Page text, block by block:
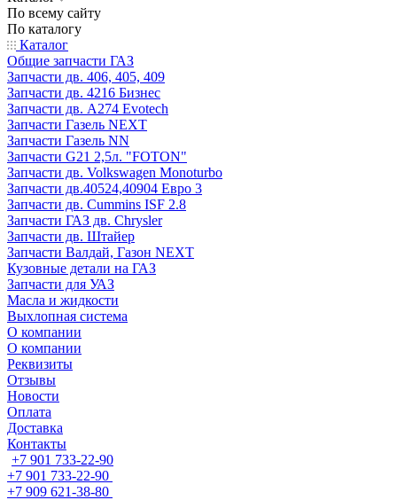
По всему сайту
По каталогу
Каталог
Общие запчасти ГАЗ
Запчасти дв. 406, 405, 409
Запчасти дв. 4216 Бизнес
Запчасти дв. A274 Evotech
Запчасти Газель NEXT
Запчасти Газель NN
Запчасти G21 2,5л. "FOTON"
Запчасти дв. Volkswagen Monoturbo
Запчасти дв.40524,40904 Евро 3
Запчасти дв. Cummins ISF 2.8
Запчасти ГАЗ дв. Chrysler
Запчасти дв. Штайер
Запчасти Валдай, Газон NEXT
Кузовные детали на ГАЗ
Запчасти для УАЗ
Масла и жидкости
Выхлопная система
О компании
О компании
Реквизиты
Отзывы
Новости
Оплата
Доставка
Контакты
+7 901 733-22-90
+7 901 733-22-90
+7 909 621-38-80